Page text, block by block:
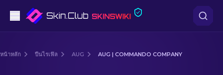
หน้าหลัก ปืนไรเฟิล AUG AUG | COMMANDO COMPANY